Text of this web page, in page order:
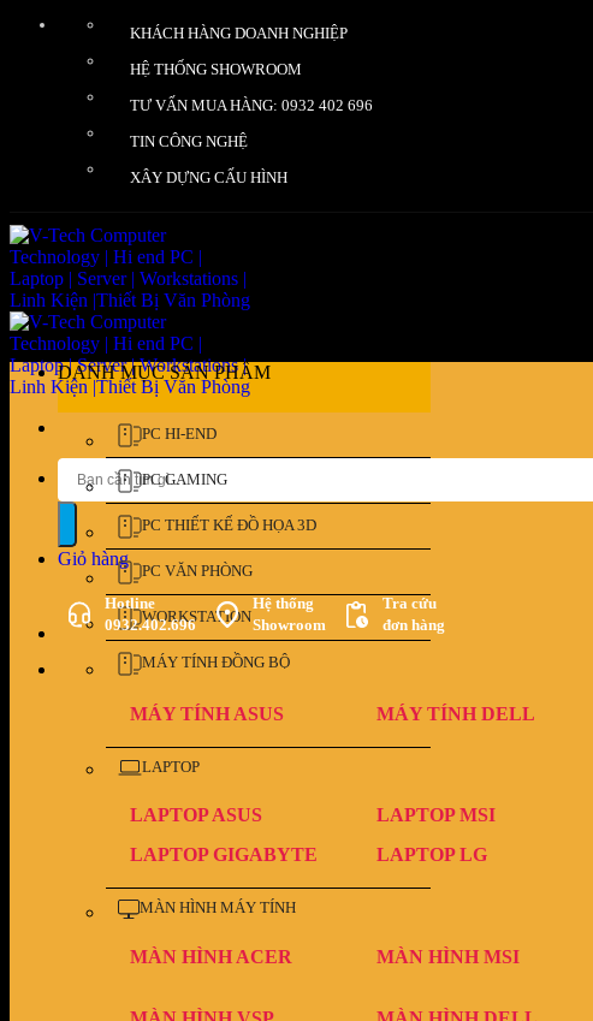
KHÁCH HÀNG DOANH NGHIỆP
HỆ THỐNG SHOWROOM
TƯ VẤN MUA HÀNG: 0932 402 696
TIN CÔNG NGHỆ
XÂY DỰNG CẤU HÌNH
Tìm
kiếm:
Giỏ hàng
Hotline
0932.402.696
Hệ thống
Showroom
Tra cứu
đơn hàng
DANH MỤC SẢN PHẨM
PC HI-END
PC GAMING
PC THIẾT KẾ ĐỒ HỌA 3D
PC VĂN PHÒNG
WORKSTATION
MÁY TÍNH ĐỒNG BỘ
MÁY TÍNH ASUS MÁY TÍNH DELL
LAPTOP
LAPTOP ASUS LAPTOP MSI
LAPTOP GIGABYTE
LAPTOP LG
MÀN HÌNH MÁY TÍNH
MÀN HÌNH ACER MÀN HÌNH MSI